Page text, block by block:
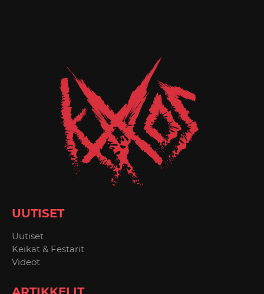
UUTISET
Uutiset
Keikat & Festarit
Videot